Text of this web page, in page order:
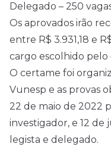
Delegado – 250
Os aprovados irão
entre R$ 3.931,18 e
cargo escolhido pelo
O certame foi
Vunesp e as provas
22 de maio de 2022
investigador, e 12 de
legista e delegado.